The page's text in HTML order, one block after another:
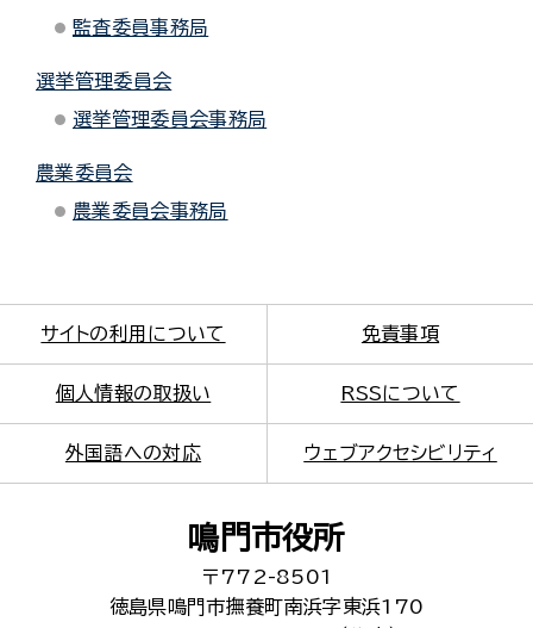
監査委員事務局
選挙管理委員会
選挙管理委員会事務局
農業委員会
農業委員会事務局
サイトの利用について 免責事項
個人情報の取扱い RSSについて
外国語への対応 ウェブアクセシビリティ
鳴門市役所
〒772-8501
徳島県鳴門市撫養町南浜字東浜170